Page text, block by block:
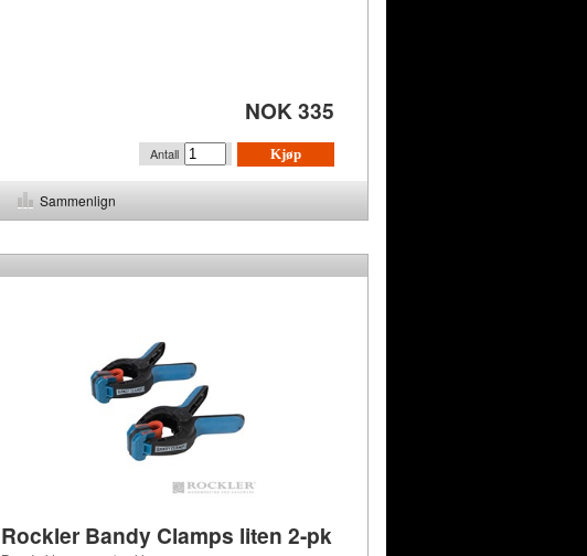
NOK 335
Kjøp
Antall
Sammenlign
Rockler Bandy Clamps liten 2-pk